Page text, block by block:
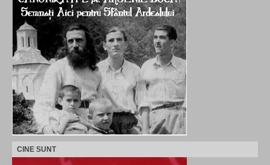
CINE SUNT